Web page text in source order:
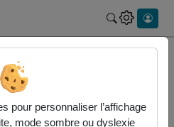
de la vidéo
- niv. bronze - enfile
pour personnaliser l’affichage
mode sombre ou dyslexie